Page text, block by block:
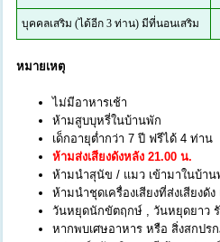
บุคคลเสริม (ได้อีก 3 ท่าน) มีที่นอนเสริม
หมายเหตุ
ไม่มีอาหารเช้า
ห้ามสูบบุหรี่ในบ้านพัก
เด็กอายุต่ำกว่า 7 ปี ฟรีได้ 4 ท่าน
ห้ามส่งเสียงดังหลัง 21.00 น.
ห้ามนำสุนัข / แมว เข้ามาในบ้าน
ห้ามนำชุดเครื่องเสียงที่ส่งเสียง
วันหยุดนักขัตฤกษ์ , วันหยุดยาว
หากพบเศษอาหาร หรือ สิ่งสกปร